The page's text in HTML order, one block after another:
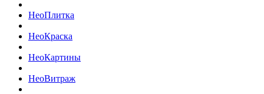
НеоПлитка
НеоКраска
НеоКартины
НеоВитраж